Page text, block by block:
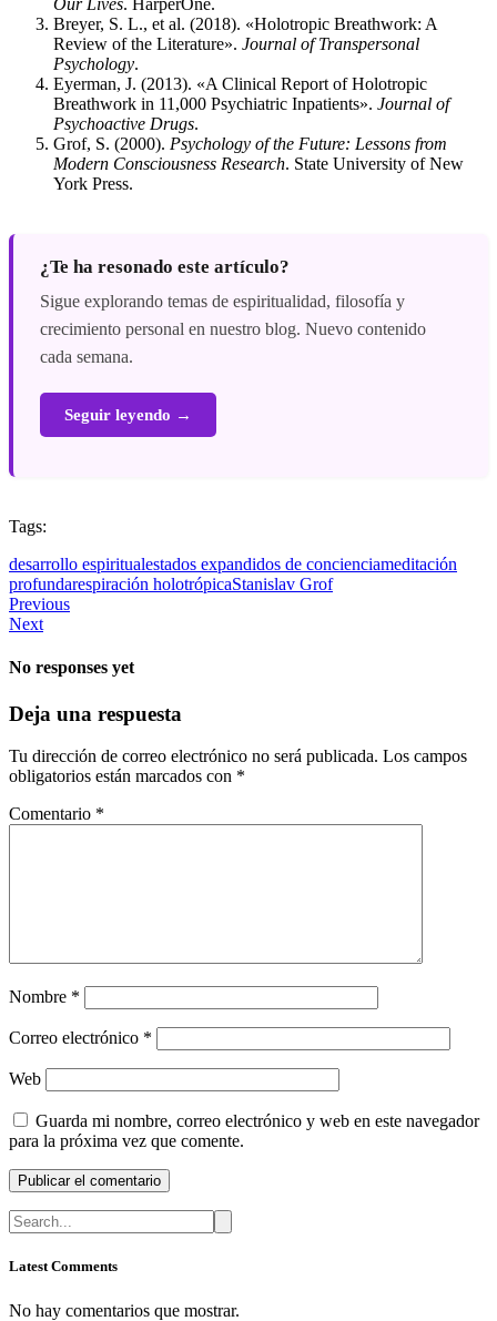
Our Lives. HarperOne.
Breyer, S. L., et al. (2018). «Holotropic Breathwork: A
Review of the Literature». Journal of Transpersonal
Psychology.
Eyerman, J. (2013). «A Clinical Report of Holotropic
Breathwork in 11,000 Psychiatric Inpatients». Journal of
Psychoactive Drugs.
Grof, S. (2000). Psychology of the Future: Lessons from
Modern Consciousness Research. State University of New
York Press.
¿Te ha resonado este artículo?
Sigue explorando temas de espiritualidad, filosofía y
crecimiento personal en nuestro blog. Nuevo contenido
cada semana.
Seguir leyendo →
Tags:
desarrollo espiritualestados expandidos de concienciameditación
profundarespiración holotrópicaStanislav Grof
Previous
Next
No responses yet
Deja una respuesta
Tu dirección de correo electrónico no será publicada. Los campos
obligatorios están marcados con *
Comentario *
Nombre *
Correo electrónico *
Web
Guarda mi nombre, correo electrónico y web en este navegador
para la próxima vez que comente.
Latest Comments
No hay comentarios que mostrar.